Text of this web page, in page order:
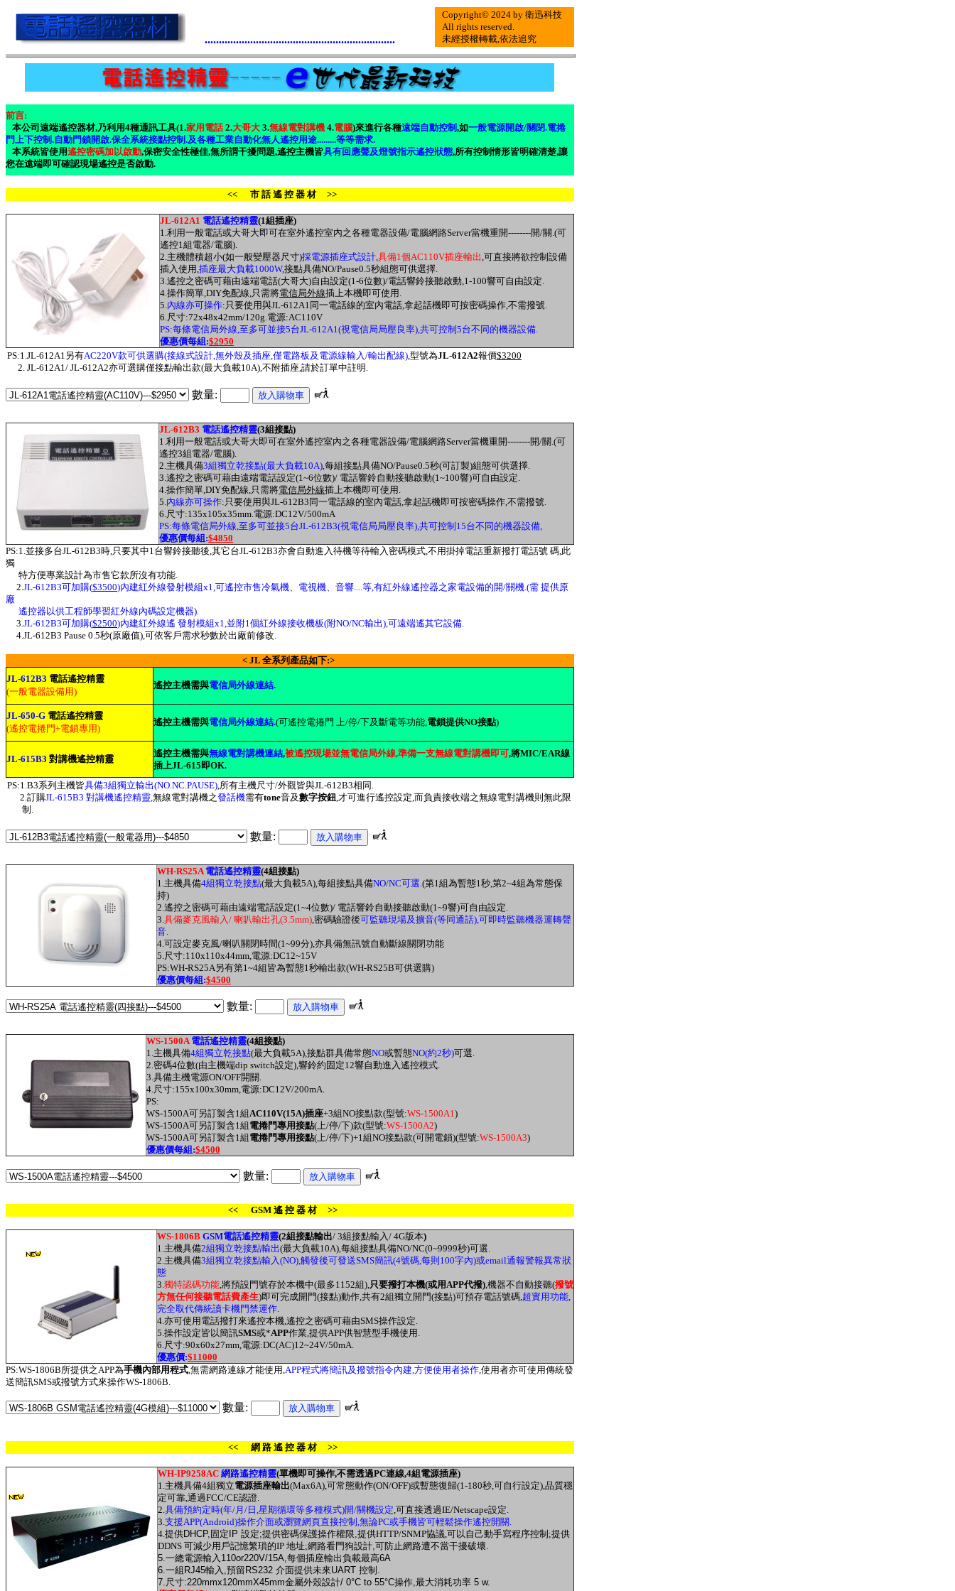
...................................................................
Copyright© 2024 by 衛迅科技
All rights reserved.
未經授權轉載,依法追究
前言:
本公司遠端遙控器材,乃利用4種通訊工具(1.家用電話2.大哥大 3.無線電對講機 4.電腦)來進行各種遠端自動控制 ,如一般電源開啟/關閉.電捲
門上下控制.自動門鎖開啟.保全系統接點控制.及各種工業自動化無人遙控用途.........等等需求.
本系統皆使用遙控密碼加以啟動,保密安全性極佳,無所謂干擾問題,遙控主機皆具有回應聲及燈號指示遙控狀態,所有控制情形皆明確清楚,讓
您在遠端即可確認現場遙控是否啟動.
<< 市 話 遙 控 器 材 >>
JL-612A1 電話遙控精靈(1組插座)
1.利用一般電話或大哥大即可在室外遙控室內之各種電器設備/電腦網路Server當機重開--------開/關.(可
遙控1組電器/電腦).
2.主機體積超小(如一般變壓器尺寸)採電源插座式設計,具備1個AC110V插座輸出,可直接將欲控制設備
插入使用,插座最大負載1000W,接點具備NO/Pause0.5秒組態可供選擇.
3.遙控之密碼可藉由遠端電話(大哥大)自由設定(1-6位數)/電話響鈴接聽啟動,1-100響可自由設定.
4.操作簡單,DIY免配線,只需將電信局外線插上本機即可使用.
5.內線亦可操作:只要使用與JL-612A1同一電話線的室內電話,拿起話機即可按密碼操作,不需撥號.
6.尺寸:72x48x42mm/120g.電源:AC110V
PS:每條電信局外線,至多可並接5台JL-612A1(視電信局局壓良率),共可控制5台不同的機器設備.
優惠價每組:$2950
PS:1.JL-612A1另有AC220V款可供選購(接線式設計,無外殼及插座,僅電路板及電源線輸入/輸出配線),型號為JL-612A2報價$3200
2. JL-612A1/ JL-612A2亦可選購僅接點輸出款(最大負載10A),不附插座,請於訂單中註明.
數量:
JL-612B3 電話遙控精靈(3組接點)
1.利用一般電話或大哥大即可在室外遙控室內之各種電器設備/電腦網路Server當機重開--------開/關.(可
遙控3組電器/電腦).
2.主機具備3組獨立乾接點(最大負載10A),每組接點具備NO/Pause0.5秒(可訂製)組態可供選擇.
3.遙控之密碼可藉由遠端電話設定(1~6位數)/ 電話響鈴自動接聽啟動(1~100響)可自由設定.
4.操作簡單,DIY免配線,只需將電信局外線插上本機即可使用.
5.內線亦可操作:只要使用與JL-612B3同一電話線的室內電話,拿起話機即可按密碼操作,不需撥號.
6.尺寸:135x105x35mm.電源:DC12V/500mA
PS:每條電信局外線,至多可並接5台JL-612B3(視電信局局壓良率),共可控制15台不同的機器設備,
優惠價每組:$4850
PS:1.並接多台JL-612B3時,只要其中1台響鈴接聽後,其它台JL-612B3亦會自動進入待機等待輸入密碼模式,不用掛掉電話重新撥打電話號 碼,此
獨
特方便專業設計為市售它款所沒有功能.
2.JL-612B3可加購($3500)內建紅外線發射模組x1,可遙控市售冷氣機、電視機、音響....等,有紅外線遙控器之家電設備的開/關機.(需 提供原
廠
遙控器以供工程師學習紅外線內碼設定機器).
3.JL-612B3可加購($2500)內建紅外線遙 發射模組x1,並附1個紅外線接收機板(附NO/NC輸出),可遠端遙其它設備.
4.JL-612B3 Pause 0.5秒(原廠值),可依客戶需求秒數於出廠前修改.
< JL 全系列產品如下:>
JL-612B3 電話遙控精靈
(一般電器設備用)
遙控主機需與電信局外線連結.
JL-650-G 電話遙控精靈
(遙控電捲門+電鎖專用)
遙控主機需與電信局外線連結.(可遙控電捲門 上/停/下及斷電等功能,電鎖提供NO接點)
JL-615B3 對講機遙控精靈
遙控主機需與無線電對講機連結,被遙控現場並無電信局外線,準備一支無線電對講機即可,將MIC/EAR線
插上JL-615即OK.
PS:1.B3系列主機皆具備3組獨立輸出(NO.NC.PAUSE),所有主機尺寸/外觀皆與JL-612B3相同.
2.訂購JL-615B3 對講機遙控精靈,無線電對講機之發話機需有tone音及數字按鈕,才可進行遙控設定,而負責接收端之無線電對講機則無此限
制.
數量:
WH-RS25A 電話遙控精靈(4組接點)
1.主機具備4組獨立乾接點(最大負載5A),每組接點具備NO/NC可選.(第1組為暫態1秒,第2~4組為常態保
持)
2.遙控之密碼可藉由遠端電話設定(1~4位數)/ 電話響鈴自動接聽啟動(1~9響)可自由設定.
3.具備麥克風輸入/ 喇叭輸出孔(3.5mm),密碼驗證後可監聽現場及擴音(等同通話),可即時監聽機器運轉聲
音.
4.可設定麥克風/喇叭關閉時間(1~99分),亦具備無訊號自動斷線關閉功能
5.尺寸:110x110x44mm,電源:DC12~15V
PS:WH-RS25A另有第1~4組皆為暫態1秒輸出款(WH-RS25B可供選購)
優惠價每組:$4500
數量:
WS-1500A 電話遙控精靈(4組接點)
1.主機具備4組獨立乾接點(最大負載5A),接點群具備常態NO或暫態NO(約2秒)可選.
2.密碼4位數(由主機端dip switch設定),響鈴約固定12響自動進入遙控模式.
3.具備主機電源ON/OFF開關.
4.尺寸:155x100x30mm,電源:DC12V/200mA.
PS:
WS-1500A可另訂製含1組AC110V(15A)插座+3組NO接點款(型號:WS-1500A1)
WS-1500A可另訂製含1組 電捲門專用接點(上/停/下)款(型號:WS-1500A2)
WS-1500A可另訂製含1組 電捲門專用接點(上/停/下)+1組NO接點款(可開電鎖)(型號:WS-1500A3)
優惠價每組:$4500
數量:
<< GSM 遙 控 器 材 >>
WS-1806B GSM電話遙控精靈(2組接點輸出/ 3組接點輸入/ 4G版本)
1.主機具備2組獨立乾接點輸出(最大負載10A),每組接點具備NO/NC(0~9999秒)可選.
2.主機具備3組獨立乾接點輸入(NO),觸發後可發送SMS簡訊(4號碼,每則100字內)或email通報警報異常狀
態
3.獨特認碼功能,將預設門號存於本機中(最多1152組),只要撥打本機(或用APP代撥),機器不自動接聽(撥號
方無任何接聽電話費產生)即可完成開門(接點)動作,共有2組獨立開門(接點)可預存電話號碼,超實用功能,
完全取代傳統讀卡機門禁運作.
4.亦可使用電話撥打來遙控本機,遙控之密碼可藉由SMS操作設定.
5.操作設定皆以簡訊SMS或*APP作業,提供APP供智慧型手機使用.
6.尺寸:90x60x27mm,電源:DC(AC)12~24V/50mA.
優惠價:$11000
PS:WS-1806B所提供之APP為手機內部用程式,無需網路連線才能使用,APP程式將簡訊及撥號指令內建,方便使用者操作,使用者亦可使用傳統發
送簡訊SMS或撥號方式來操作WS-1806B.
數量:
<< 網 路 遙 控 器 材 >>
WH-IP9258AC 網路遙控精靈(單機即可操作,不需透過PC連線,4組電源插座)
1.主機具備4組獨立電源插座輸出(Max6A),可常態動作(ON/OFF)或暫態復歸(1-180秒,可自行設定),品質穩
定可靠,通過FCC/CE認證.
2.具備預約定時(年/月/日,星期循環等多種模式)開/關機設定,可直接透過IE/Netscape設定.
3.支援APP(Android)操作介面或瀏覽網頁直接控制,無論PC或手機皆可輕鬆操作遙控開關.
4.提供DHCP,固定IP 設定;提供密碼保護操作權限,提供HTTP/SNMP協議,可以自己動手寫程序控制;提供
DDNS 可減少用戶記憶繁瑣的IP 地址;網路看門狗設計,可防止網路遭不當干擾破壞.
5.一總電源輸入110or220V/15A,每個插座輸出 負載最高6A
6.一組RJ45輸入,預留 RS232 介面提供未來UART 控制.
7.尺寸:220mmx120mmX45mm金屬外殼設計/ 0°C to 55°C操作,最大消耗功率 5 w.